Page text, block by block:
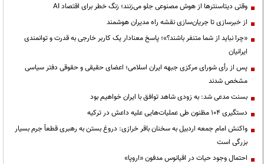
وقتی دیتاسنترها از هوش مصنوعی جلو می‌زنند؛ زنگ خطر برای اقتصاد AI
از خبرسازی تا جریان‌سازی نقشه راه مدیران هوشمند
«چرا نباید از شما متنفر باشند؟»؛ پاسخ معنادار یک کاربر خارجی به قدرت و توانمندی
ایرانیان
پس از رأی شورای مرکزی جبهه ایران اسلامی؛ اعضای حقیقی و حقوقی دفتر سیاسی
مشخص شدند
بسنت مدعی شد: به زودی شاهد توافق با ایران خواهیم بود
دستگیری ۱۰۴ مظنون طی عملیات‌هایی علیه داعش در ترکیه
واکنش امام جمعه اردبیل به سخنان باقر خرازی: دروغ بستن به رهبری قطعاً جرم بسیار
بزرگی است
احتمال وجود حیات در اقیانوس مدفون «اروپا»